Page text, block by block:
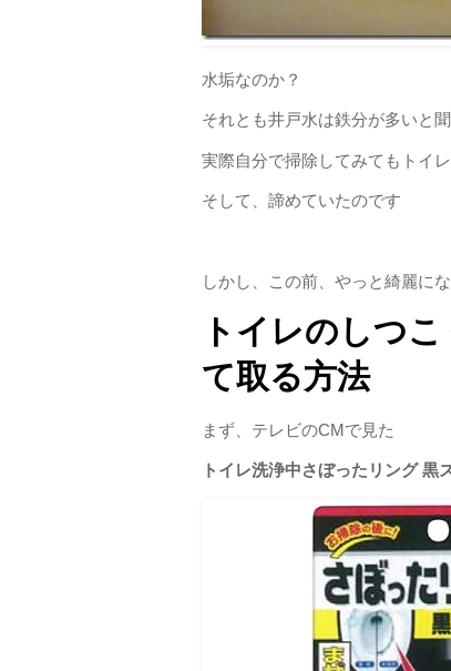
水垢なのか？
それとも井戸水は鉄分が多いと
実際自分で掃除してみてもトイ
そして、諦めていたのです
しかし、この前、やっと綺麗に
トイレのしつ
て取る方法
まず、テレビのCMで見た
トイレ洗浄中さぼったリング 黒